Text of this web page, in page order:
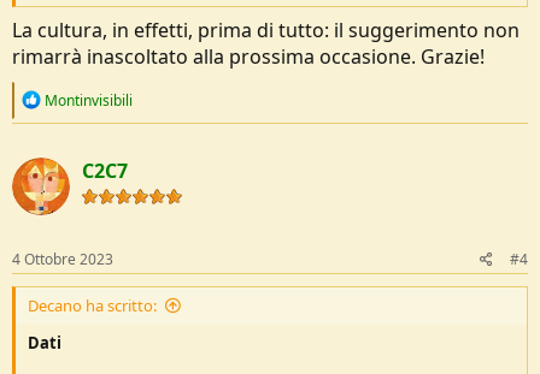
La cultura, in effetti, prima di tutto: il suggerimento non
rimarrà inascoltato alla prossima occasione. Grazie!
R
c
t
i
o
s
:
Montinvisibili
C2C7
4 Ottobre 2023 #4
Decano ha scritto:
Dati